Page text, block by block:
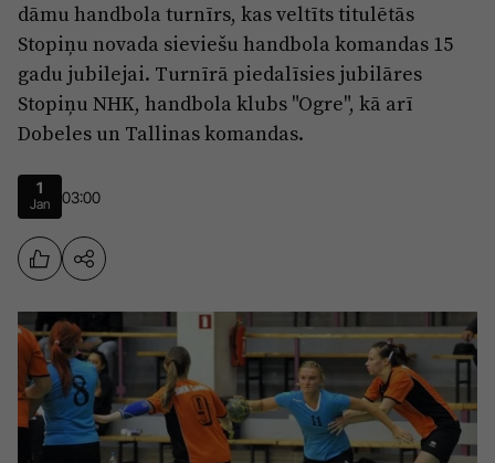
Ziņas
Politika
Pašvaldības
Veselība
Ģimene
Vide
Sports
Drošība
Tēmas
Viedokļi
Dzīve un ticība
Pasākumi
Pierīga Projekti
dāmu handbola turnīrs, kas veltīts titulētās
Stopiņu novada sieviešu handbola komandas 15
gadu jubilejai. Turnīrā piedalīsies jubilāres
Stopiņu NHK, handbola klubs "Ogre", kā arī
Dobeles un Tallinas komandas.
1
Jan 03:00